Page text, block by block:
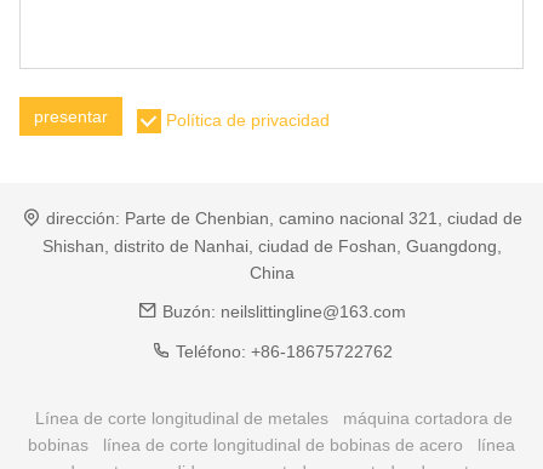
presentar Política de privacidad
dirección: Parte de Chenbian, camino nacional 321, ciudad de
Shishan, distrito de Nanhai, ciudad de Foshan, Guangdong,
China
Buzón: neilslittingline@163.com
Teléfono: +86-18675722762
Línea de corte longitudinal de metales
máquina cortadora de
bobinas
línea de corte longitudinal de bobinas de acero
línea